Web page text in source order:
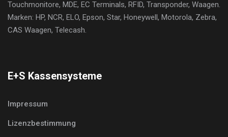
Touchmonitore, MDE, EC Terminals, RFID, Transponder, Waagen.
Marken: HP, NCR, ELO, Epson, Star, Honeywell, Motorola, Zebra,
CAS Waagen, Telecash.
E+S Kassensysteme
Impressum
Lizenzbestimmung